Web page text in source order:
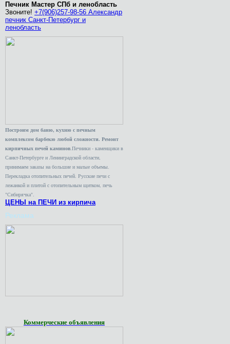
Печник Мастер СПб и ленобласть
Звоните! +7(906)257-98-56 Александр
печник Санкт-Петербург и
ленобласть
Построим дом баню, кухню с печным
комплексом барбекю любой сложности. Ремонт
кирпичных печей каминов.Печники - каменщики в
Санкт-Петербурге и Ленинградской области,
принимаем заказы на большие и малые объемы.
Перекладка отопительных печей. Русские печи с
лежанкой и плитой с отопительным щитком, печь
"Сибирячка".
ЦЕНЫ на ПЕЧИ из кирпича
Реклама
Коммерческие объявления